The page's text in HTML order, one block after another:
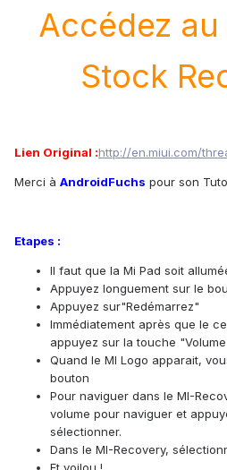
Accédez
Stock
Lien Original :http://en.miui.com/
Merci à AndroidFuchs pour son
Etapes :
Il faut que la Mi Pad soit
Appuyez longuement sur le
Appuyez sur"Redémarrez"
Immédiatement après que le
appuyez sur la touche
Quand le MI Logo apparait,
bouton
Pour naviguer dans le MI-
volume pour naviguer et
sélectionner.
Dans le MI-Recovery,